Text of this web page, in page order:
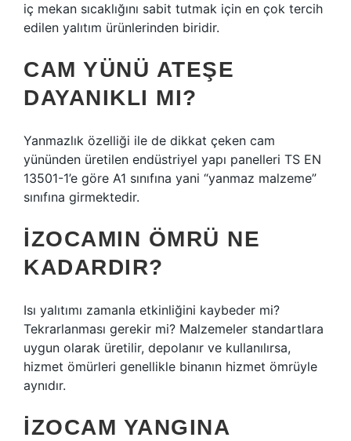
iç mekan sıcaklığını sabit tutmak için en çok tercih
edilen yalıtım ürünlerinden biridir.
CAM YÜNÜ ATEŞE
DAYANIKLI MI?
Yanmazlık özelliği ile de dikkat çeken cam
yününden üretilen endüstriyel yapı panelleri TS EN
13501-1’e göre A1 sınıfına yani “yanmaz malzeme”
sınıfına girmektedir.
İZOCAMIN ÖMRÜ NE
KADARDIR?
Isı yalıtımı zamanla etkinliğini kaybeder mi?
Tekrarlanması gerekir mi? Malzemeler standartlara
uygun olarak üretilir, depolanır ve kullanılırsa,
hizmet ömürleri genellikle binanın hizmet ömrüyle
aynıdır.
İZOCAM YANGINA